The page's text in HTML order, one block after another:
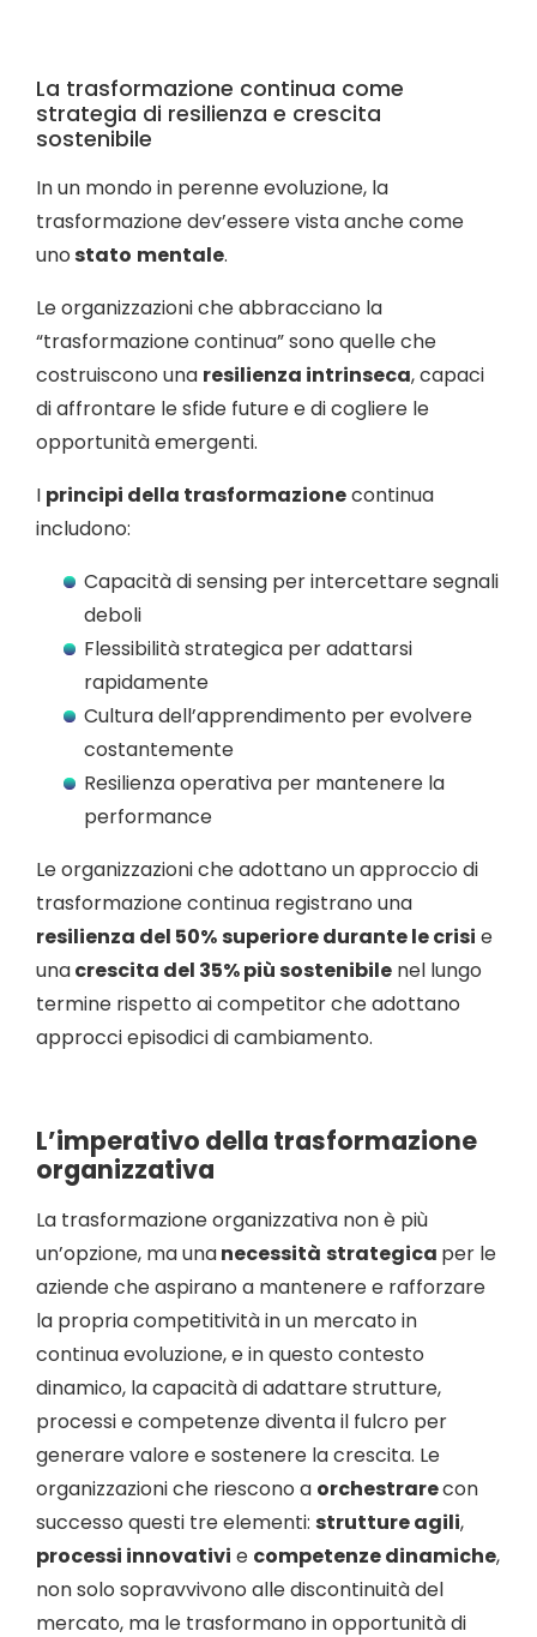
La trasformazione continua come
strategia di resilienza e crescita
sostenibile
In un mondo in perenne evoluzione, la
trasformazione dev’essere vista anche come
unostato mentale.
Le organizzazioni che abbracciano la
“trasformazione continua” sono quelle che
costruiscono una resilienza intrinseca, capaci
di affrontare le sfide future e di cogliere le
opportunità emergenti.
I principi della trasformazionecontinua
includono:
Capacità di sensing per intercettare segnali
deboli
Flessibilità strategica per adattarsi
rapidamente
Cultura dell’apprendimento per evolvere
costantemente
Resilienza operativa per mantenere la
performance
Le organizzazioni che adottano un approccio di
trasformazione continua registrano una
resilienza del 50%superiore durante le crisi e
unacrescita del 35% più sostenibile nel lungo
termine rispetto ai competitor che adottano
approcci episodici di cambiamento.
L’imperativo della trasformazione
organizzativa
La trasformazione organizzativa non è più
un’opzione, ma unanecessità strategica per le
aziende che aspirano a mantenere e rafforzare
la propria competitività in un mercato in
continua evoluzione, e in questo contesto
dinamico, la capacità di adattare strutture,
processi e competenze diventa il fulcro per
generare valore e sostenere la crescita. Le
organizzazioni che riescono a orchestrarecon
successo questi tre elementi: strutture agili,
processi innovativi e competenze dinamiche,
non solo sopravvivono alle discontinuità del
mercato, ma le trasformano in opportunità di